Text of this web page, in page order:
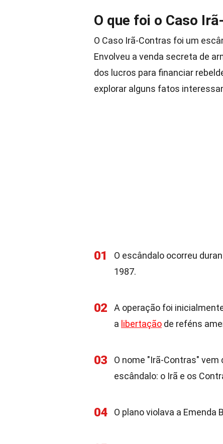
O que foi o Caso
O Caso Irã-Contras foi um
Envolveu a venda secreta de
dos lucros para financiar
explorar alguns fatos
01
O escândalo ocorreu
1987.
02
A operação foi
a libertação de reféns
03
O nome "Irã-Contras"
escândalo: o Irã e os
04 O plano violava a Emenda